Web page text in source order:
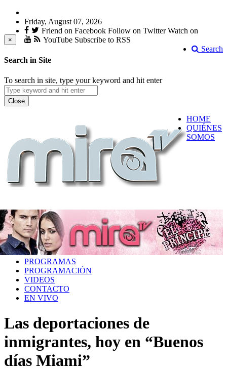
Friday, August 07, 2026
Friend on Facebook Follow on Twitter Watch on
YouTube Subscribe to RSS
Search
×
Search in Site
To search in site, type your keyword and hit enter
Close
HOME
QUIÉNES
SOMOS
PROGRAMAS
PROGRAMACIÓN
VIDEOS
CONTACTO
EN VIVO
Las deportaciones de
inmigrantes, hoy en “Buenos
días Miami”